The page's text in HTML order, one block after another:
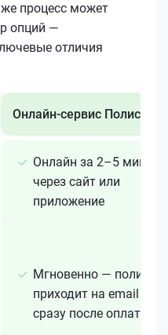
процесс может
опций —
отличия
Онлайн-сервис Полис 812
Онлайн за 2–5 минут
через сайт или
приложение
Мгновенно — полис
приходит на email
сразу после оплаты